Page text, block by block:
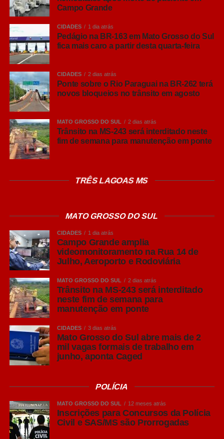
O investimento viabiliza uma logística de grande porte,
incluindo palcos, som, iluminação e esquemas de
segurança reforçados para as famílias.
Desfiles das Escolas de Samba:
fevereiro, na Praça do Papa (Vila Sobrinho).
Blocos de Rua:
da cidade, com foco na inclusão e acessibilidade.
Valorização Artística:
Fantasias Carnavalescas
e doABC(Aglomerado de Blocos de Rua) destacaram
que a parceria com o poder público permitiu planejar uma
festa mais organizada.Thallyson Perez, presidente do
ABC, reforçou que a estrutura deste ano foi desenhada
para atender a diversidade do público campo-grandense.
“O Carnaval é um
patrimônio imaterial.
Este ano trazemos
novidades em pautas
sociais de inclusão,
garantindo que a festa
seja para todo mundo”,
afirmou Perez.
Campo Grande
CIDADES 1 dia atrás
Pedágio na BR-163 em Mato Grosso do Sul
fica mais caro a partir desta quarta-feira
CIDADES 2 dias atrás
Ponte sobre o Rio Paraguai na BR-262 terá
novos bloqueios no trânsito em agosto
MATO GROSSO DO SUL 2 dias atrás
Trânsito na MS-243 será interditado neste
fim de semana para manutenção em ponte
TRÊS LAGOAS MS
MATO GROSSO DO SUL
CIDADES 1 dia atrás
Campo Grande amplia
videomonitoramento na Rua 14 de
Julho, Aeroporto e Rodoviária
MATO GROSSO DO SUL 2 dias atrás
Trânsito na MS-243 será interditado
neste fim de semana para
manutenção em ponte
CIDADES 3 dias atrás
Mato Grosso do Sul abre mais de 2
mil vagas formais de trabalho em
junho, aponta Caged
POLÍCIA
MATO GROSSO DO SUL 12 meses atrás
Inscrições para Concursos da Polícia
Civil e SAS/MS são Prorrogadas